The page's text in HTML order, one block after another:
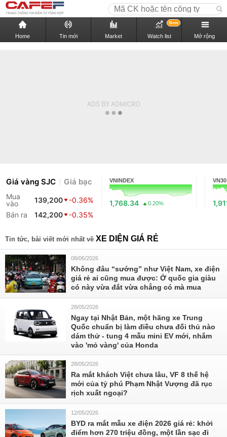
Home Tin mới Market Watch list
New
Mở rộng
Giá vàng SJC Giá bạc
Mua
vào
139,200
-0.36%
Bán ra
142,200 -0.35%
VNINDEX
1,768.34 0.20%
VN30
Tin tức, bài viết mới nhất về XE DIỆN GIÁ RẺ
08/06/2026
Không đâu “sướng” như Việt Nam, xe điện
giá rẻ ai cũng mua được: Ở quốc gia giàu
có này vừa đắt vừa chẳng có mà mua
28/05/2026
Ngay tại Nhật Bản, một hãng xe Trung
Quốc chuẩn bị làm điều chưa đối thủ nào
dám thử - tung 4 mẫu mini EV mới, nhắm
vào 'mỏ vàng' của Honda
28/05/2026
Ra mắt khách Việt chưa lâu, VF 8 thế hệ
mới của tỷ phú Phạm Nhật Vượng đã rục
rịch xuất ngoại?
12/05/2026
BYD ra mắt mẫu xe điện 2026 giá rẻ: khởi
điểm hơn 270 triệu đồng, một lần sạc đi